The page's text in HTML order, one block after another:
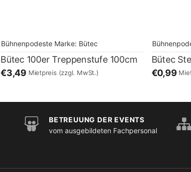
Bühnenpodeste Marke: Bütec
Bütec 100er Treppenstufe 100cm
€3,49 Mietpreis (zzgl. MwSt.)
Bütec
€0,99
BETREUUNG DER EVENTS
vom ausgebildeten Fachpersonal